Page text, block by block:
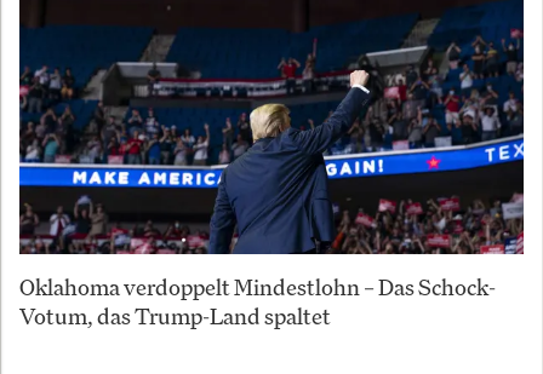
Oklahoma verdoppelt Mindestlohn – Das Schock-
Votum, das Trump-Land spaltet